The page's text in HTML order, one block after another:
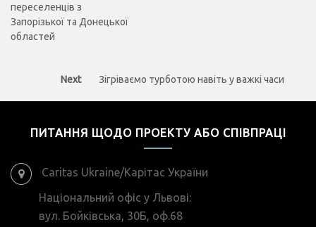
переселенців з
Запорізької та Донецької
областей
Next
Next
Зігріваємо турботою навіть у важкі часи
ПИТАННЯ ЩОДО ПРОЕКТУ АБО СПІВПРАЦІ
Caritas Ukraine/Карітас України
Національний офіс у Львові:
вул. Бойківська, 30Б, оф.68